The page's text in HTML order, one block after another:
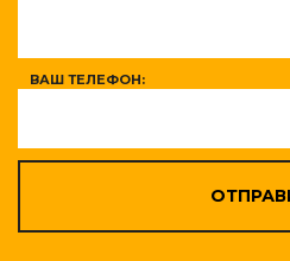
ВАШ ТЕЛЕФОН: